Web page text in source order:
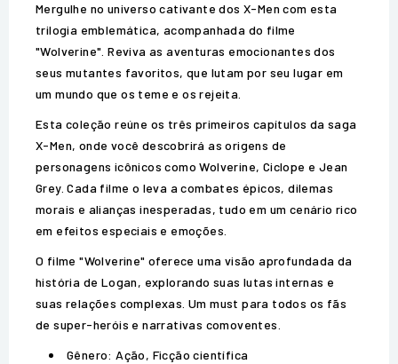
Mergulhe no universo cativante dos X-Men com esta
trilogia emblemática, acompanhada do filme
"Wolverine". Reviva as aventuras emocionantes dos
seus mutantes favoritos, que lutam por seu lugar em
um mundo que os teme e os rejeita.
Esta coleção reúne os três primeiros capítulos da saga
X-Men, onde você descobrirá as origens de
personagens icônicos como Wolverine, Ciclope e Jean
Grey. Cada filme o leva a combates épicos, dilemas
morais e alianças inesperadas, tudo em um cenário rico
em efeitos especiais e emoções.
O filme "Wolverine" oferece uma visão aprofundada da
história de Logan, explorando suas lutas internas e
suas relações complexas. Um must para todos os fãs
de super-heróis e narrativas comoventes.
Gênero: Ação, Ficção científica